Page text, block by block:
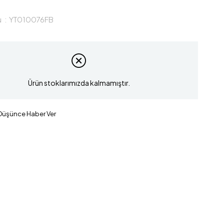
YT010076FB
Ürün stoklarımızda kalmamıştır.
Haber Ver